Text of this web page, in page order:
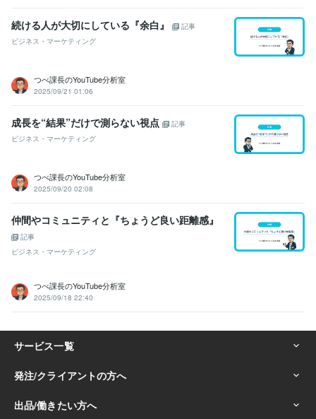
続ける人が大切にしている『余白』
記事
ビジネス・マーケティング
つべ課長のYouTube分析室
2025/09/21 01:06
成長を“結果”だけで測らない視点
記事
ビジネス・マーケティング
つべ課長のYouTube分析室
2025/09/20 02:08
仲間やコミュニティと『ちょうど良い距離感』
記事
ビジネス・マーケティング
つべ課長のYouTube分析室
2025/09/18 22:40